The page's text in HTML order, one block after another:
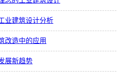
业建筑设计分析
改造中的应用
展新趋势